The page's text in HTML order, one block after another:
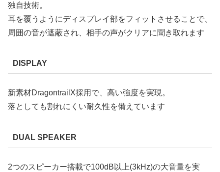
独自技術。
耳を覆うようにディスプレイ部をフィットさせることで、
周囲の音が遮蔽され、相手の声がクリアに聞き取れます
DISPLAY
新素材DragontrailX採用で、高い強度を実現。
落としても割れにくい耐久性を備えています
DUAL SPEAKER
2つのスピーカー搭載で100dB以上(3kHz)の大音量を実